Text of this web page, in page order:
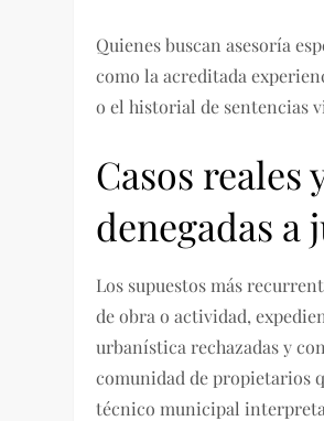
Quienes buscan asesoría
como la acreditada
o el historial de sentencias
Casos
denegadas
Los supuestos más
de obra o actividad,
urbanística rechazadas y
comunidad de propietarios
técnico municipal